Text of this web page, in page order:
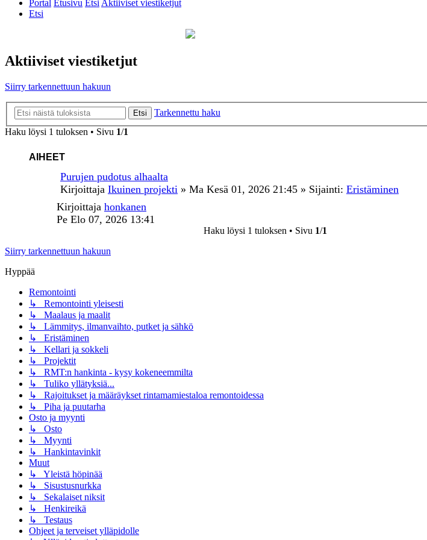
Portal Etusivu EtsiAktiiviset viestiketjut
Etsi
Aktiiviset viestiketjut
Siirry tarkennettuun hakuun
Etsi
Tarkennettu haku
Haku löysi 1 tuloksen • Sivu 1/1
AIHEET
Purujen pudotus alhaalta
Kirjoittaja Ikuinen projekti » Ma Kesä 01, 2026 21:45 » Sijainti: Eristäminen
Kirjoittaja honkanen
Pe Elo 07, 2026 13:41
Haku löysi 1 tuloksen • Sivu 1/1
Siirry tarkennettuun hakuun
Hyppää
Remontointi
↳ Remontointi yleisesti
↳ Maalaus ja maalit
↳ Lämmitys, ilmanvaihto, putket ja sähkö
↳ Eristäminen
↳ Kellari ja sokkeli
↳ Projektit
↳ RMT:n hankinta - kysy kokeneemmilta
↳ Tuliko yllätyksiä...
↳ Rajoitukset ja määräykset rintamamiestaloa remontoidessa
↳ Piha ja puutarha
Osto ja myynti
↳ Osto
↳ Myynti
↳ Hankintavinkit
Muut
↳ Yleistä höpinää
↳ Sisustusnurkka
↳ Sekalaiset niksit
↳ Henkireikä
↳ Testaus
Ohjeet ja terveiset ylläpidolle